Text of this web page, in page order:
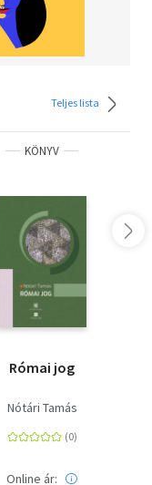
Teljes lista
KÖNYV
Római jog
Nótári Tamás
Online ár: